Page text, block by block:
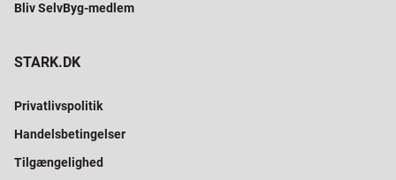
Bliv SelvByg-medlem
STARK.DK
Privatlivspolitik
Handelsbetingelser
Tilgængelighed